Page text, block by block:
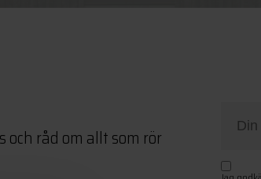
råd om allt som rör